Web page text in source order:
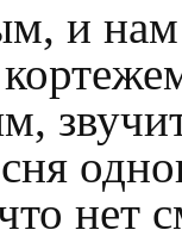
и нам
нет